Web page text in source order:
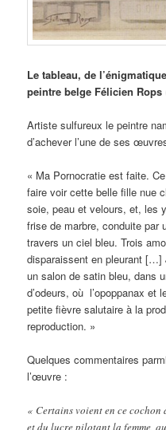
Le tableau, de
peintre belge Félicien Rops
Artiste sulfureux le peintre
d’achever l’une de ses
« Ma Pornocratie est faite.
faire voir cette belle fille nue
soie, peau et velours, et, les
frise de marbre, conduite par
travers un ciel bleu. Trois
disparaissent en pleurant […]
un salon de satin bleu, dans
d’odeurs, où l’opoppanax et
petite fièvre salutaire à la
reproduction. »
Quelques commentaires
l’œuvre :
« Certains voient en ce cochon
et du lucre pilotant la femme,